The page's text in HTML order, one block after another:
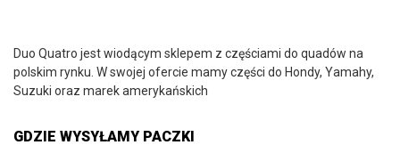
Duo Quatro jest wiodącym sklepem z częściami do quadów na
polskim rynku. W swojej ofercie mamy części do Hondy, Yamahy,
Suzuki oraz marek amerykańskich
GDZIE WYSYŁAMY PACZKI